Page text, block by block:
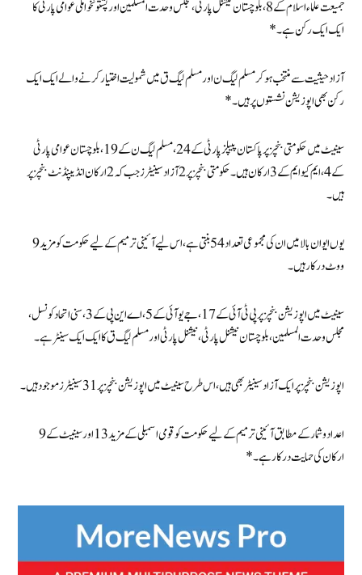
جمیعت علماء اسلام کے 8، بلوچستان نیشنل پارٹی، مجلس وحدت المسلمین اور پشتونخوا ملی عوامی پارٹی کا
ایک ایک رکن ہے۔*
آزاد حیثیت سے منتخب ہو کر مسلم لیگ ن اور مسلم لیگ ق میں شمولیت اختیار کرنے والے ایک ایک
رکن بھی اپوزیشن نشستوں پر ہیں۔*
سینیٹ میں حکومتی بنچز پر پاکستان پیپلز پارٹی کے 24، مسلم لیگ ن کے 19،بلوچستان عوامی پارٹی
کے 4، ایم کیو ایم کے 3 ارکان ہیں۔ حکومتی بنچز پر 2 آزاد سینیٹرز جب کہ 2 ارکان انڈیپنڈنٹ بنچز پر
ہیں۔
یوں ایوان بالا میں ان کی مجموعی تعداد 54 بنتی ہے، اس لیے آئینی ترمیم کے لیے حکومت کو مزید 9
ووٹ درکار ہیں۔
سینیٹ میں اپوزیشن بنچز پر پی ٹی آئی کے 17، جے یو آئی کے 5، اے این پی کے 3، سنی اتحاد کونسل ،
مجلس وحدت المسلمین ، بلوچستان نیشنل پارٹی، نیشنل پارٹی اور مسلم لیگ ق کا ایک ایک سینٹر ہے۔
اپوزیشن بنچز پر ایک آزاد سینیٹر بھی ہیں ، اس طرح سینیٹ میں اپوزیشن بنچز پر 31 سینیٹرز موجود ہیں۔
اعداد و شمار کے مطابق آئینی ترمیم کے لیے حکومت کو قومی اسمبلی کے مزید 13 اور سینیٹ کے 9
ارکان کی حمایت درکار ہے۔*